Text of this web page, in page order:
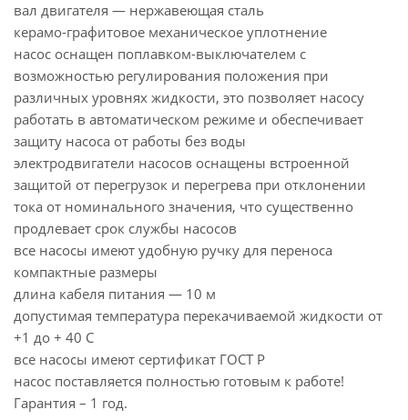
вал двигателя — нержавеющая сталь
керамо-графитовое механическое уплотнение
насос оснащен поплавком-выключателем с
возможностью регулирования положения при
различных уровнях жидкости, это позволяет насосу
работать в автоматическом режиме и обеспечивает
защиту насоса от работы без воды
электродвигатели насосов оснащены встроенной
защитой от перегрузок и перегрева при отклонении
тока от номинального значения, что существенно
продлевает срок службы насосов
все насосы имеют удобную ручку для переноса
компактные размеры
длина кабеля питания — 10 м
допустимая температура перекачиваемой жидкости от
+1 до + 40 С
все насосы имеют сертификат ГОСТ Р
насос поставляется полностью готовым к работе!
Гарантия – 1 год.